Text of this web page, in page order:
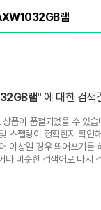
램"에 대한 검색
상품이 품절되었을 수 있습
스펠링이 정확한지 확인
이상일 경우 띄어쓰기를
나 비슷한 검색어로 다시